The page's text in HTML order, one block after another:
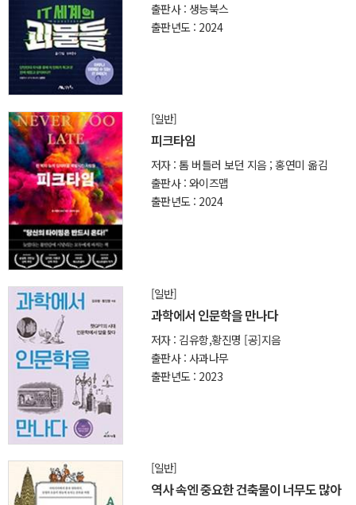
출판사 : 생능북스
출판년도 : 2024
[일반]
피크타임
저자 : 톰 버틀러 보던 지음 ; 홍연미 옮김
출판사 : 와이즈맵
출판년도 : 2024
[일반]
과학에서 인문학을 만나다
저자 : 김유항,황진명 [공]지음
출판사 : 사과나무
출판년도 : 2023
[일반]
역사 속엔 중요한 건축물이 너무도 많아